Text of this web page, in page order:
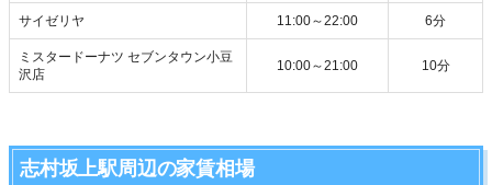
サイゼリヤ 11:00～22:00 6分
ミスタードーナツ セブンタウン小豆
沢店
10:00～21:00 10分
志村坂上駅周辺の家賃相場